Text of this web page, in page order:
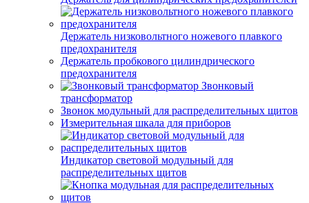
Держатель низковольтного ножевого плавкого
предохранителя
Держатель пробкового цилиндрического
предохранителя
Звонковый
трансформатор
Звонок модульный для распределительных щитов
Измерительная шкала для приборов
Индикатор световой модульный для
распределительных щитов